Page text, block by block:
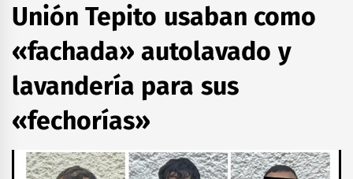
Unión Tepito usaban como
«fachada» autolavado y
lavandería para sus
«fechorías»